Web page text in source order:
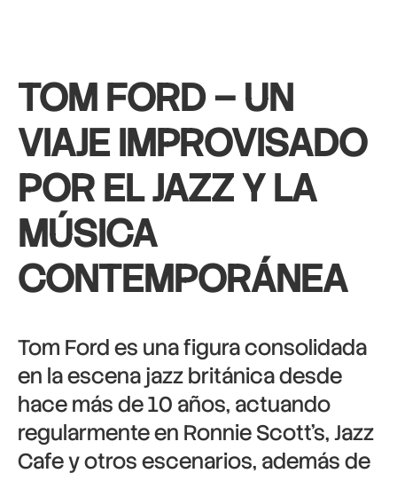
TOM FORD –UN
VIAJE IMPROVISADO
POR EL JAZZ Y LA
MÚSICA
CONTEMPORÁNEA
Tom Ford es una figura consolidada
en la escena jazz británica desde
hace más de 10 años, actuando
regularmente en Ronnie Scott’s, Jazz
Cafe y otros escenarios, además de